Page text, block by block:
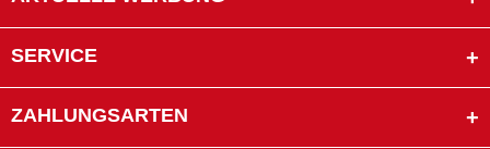
SERVICE
ZAHLUNGSARTEN